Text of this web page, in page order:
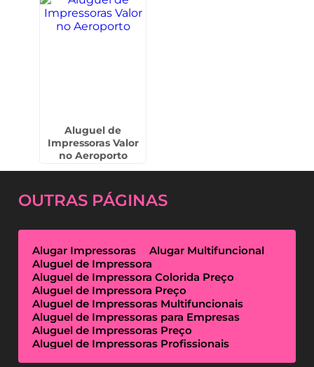
Aluguel de
Impressoras Valor
no Aeroporto
OUTRAS PÁGINAS
Alugar Impressoras
Alugar Multifuncional
Aluguel de Impressora
Aluguel de Impressora Colorida Preço
Aluguel de Impressora Preço
Aluguel de Impressoras Multifuncionais
Aluguel de Impressoras para Empresas
Aluguel de Impressoras Preço
Aluguel de Impressoras Profissionais